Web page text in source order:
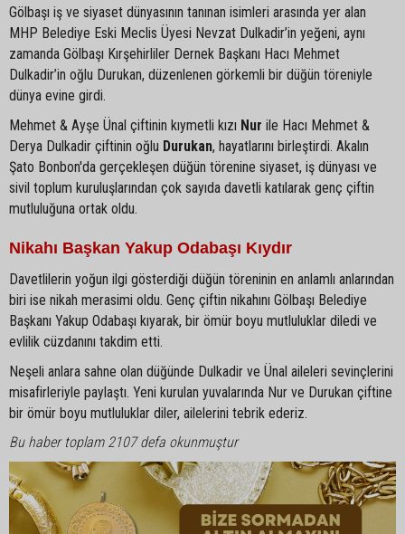
Gölbaşı iş ve siyaset dünyasının tanınan isimleri arasında yer alan
MHP Belediye Eski Meclis Üyesi Nevzat Dulkadir’in yeğeni, aynı
zamanda Gölbaşı Kırşehirliler Dernek Başkanı Hacı Mehmet
Dulkadir’in oğlu Durukan, düzenlenen görkemli bir düğün töreniyle
dünya evine girdi.
Mehmet & Ayşe Ünal çiftinin kıymetli kızı Nur ile Hacı Mehmet &
Derya Dulkadir çiftinin oğlu Durukan, hayatlarını birleştirdi. Akalın
Şato Bonbon'da gerçekleşen düğün törenine siyaset, iş dünyası ve
sivil toplum kuruluşlarından çok sayıda davetli katılarak genç çiftin
mutluluğuna ortak oldu.
Nikahı Başkan Yakup Odabaşı Kıydır
Davetlilerin yoğun ilgi gösterdiği düğün töreninin en anlamlı anlarından
biri ise nikah merasimi oldu. Genç çiftin nikahını Gölbaşı Belediye
Başkanı Yakup Odabaşı kıyarak, bir ömür boyu mutluluklar diledi ve
evlilik cüzdanını takdim etti.
Neşeli anlara sahne olan düğünde Dulkadir ve Ünal aileleri sevinçlerini
misafirleriyle paylaştı. Yeni kurulan yuvalarında Nur ve Durukan çiftine
bir ömür boyu mutluluklar diler, ailelerini tebrik ederiz.
Bu haber toplam 2107 defa okunmuştur